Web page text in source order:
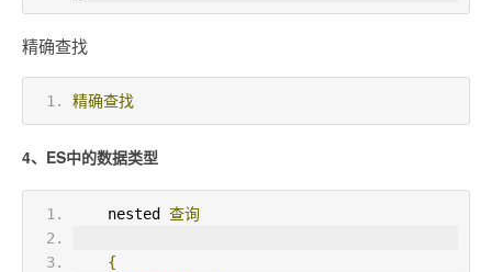
精确查找
精确查找
4、ES中的数据类型
    nested
查询
{